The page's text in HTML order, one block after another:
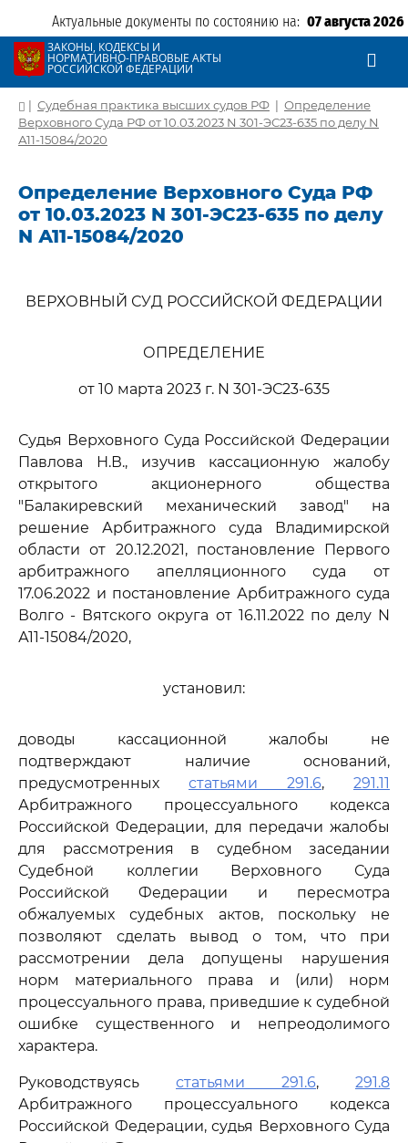
Актуальные документы по состоянию на: 07 августа 2026
ЗАКОНЫ, КОДЕКСЫ И
НОРМАТИВНО-ПРАВОВЫЕ АКТЫ
РОССИЙСКОЙ ФЕДЕРАЦИИ
| Судебная практика высших судов РФ | Определение
Верховного Суда РФ от 10.03.2023 N 301-ЭС23-635 по делу N
А11-15084/2020
Определение Верховного Суда РФ
от 10.03.2023 N 301-ЭС23-635 по делу
N А11-15084/2020
ВЕРХОВНЫЙ СУД РОССИЙСКОЙ ФЕДЕРАЦИИ
ОПРЕДЕЛЕНИЕ
от 10 марта 2023 г. N 301-ЭС23-635
Судья Верховного Суда Российской Федерации
Павлова Н.В., изучив кассационную жалобу
открытого акционерного общества
"Балакиревский механический завод" на
решение Арбитражного суда Владимирской
области от 20.12.2021, постановление Первого
арбитражного апелляционного суда от
17.06.2022 и постановление Арбитражного суда
Волго - Вятского округа от 16.11.2022 по делу N
А11-15084/2020,
установил:
доводы кассационной жалобы не
подтверждают наличие оснований,
предусмотренных статьями 291.6, 291.11
Арбитражного процессуального кодекса
Российской Федерации, для передачи жалобы
для рассмотрения в судебном заседании
Судебной коллегии Верховного Суда
Российской Федерации и пересмотра
обжалуемых судебных актов, поскольку не
позволяют сделать вывод о том, что при
рассмотрении дела допущены нарушения
норм материального права и (или) норм
процессуального права, приведшие к судебной
ошибке существенного и непреодолимого
характера.
Руководствуясь статьями 291.6, 291.8
Арбитражного процессуального кодекса
Российской Федерации, судья Верховного Суда